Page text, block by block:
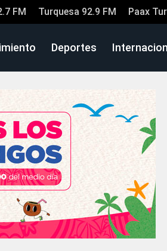
FM Turquesa 92.9 FM Paax
Deportes